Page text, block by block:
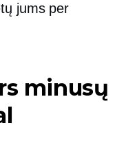
jums per
minusų